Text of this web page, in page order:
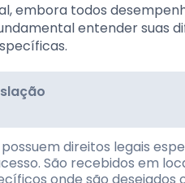
embora todos
entender suas
direitos legais
São recebidos em